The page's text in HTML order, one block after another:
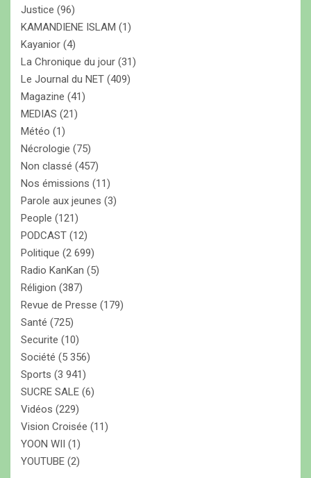
Justice (96)
KAMANDIENE ISLAM (1)
Kayanior (4)
La Chronique du jour (31)
Le Journal du NET (409)
Magazine (41)
MEDIAS (21)
Météo (1)
Nécrologie (75)
Non classé (457)
Nos émissions (11)
Parole aux jeunes (3)
People (121)
PODCAST (12)
Politique (2 699)
Radio KanKan (5)
Réligion (387)
Revue de Presse (179)
Santé (725)
Securite (10)
Société (5 356)
Sports (3 941)
SUCRE SALE (6)
Vidéos (229)
Vision Croisée (11)
YOON WII (1)
YOUTUBE (2)